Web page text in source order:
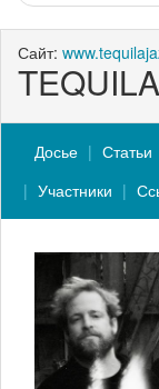
Сайт:
Досье Статьи
Участники